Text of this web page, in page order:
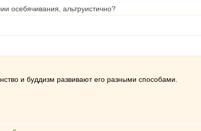
осебячивания, альтруистично?
и буддизм развивают его разными способами.